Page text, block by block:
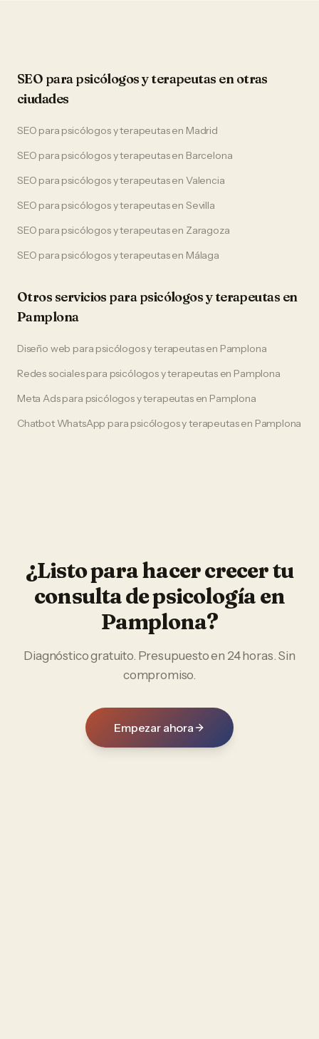
SEO parapsicólogos y terapeutas en otras
ciudades
SEO para psicólogos y terapeutasen Madrid
SEO para psicólogos y terapeutasen Barcelona
SEO para psicólogos y terapeutasen Valencia
SEO para psicólogos y terapeutasen Sevilla
SEO para psicólogos y terapeutasen Zaragoza
SEO para psicólogos y terapeutasen Málaga
Otros servicios parapsicólogos y terapeutas en
Pamplona
Diseño web para psicólogos y terapeutasen Pamplona
Redes socialespara psicólogos y terapeutasen Pamplona
Meta Adspara psicólogos y terapeutasen Pamplona
Chatbot WhatsApp para psicólogos y terapeutasen Pamplona
¿Listo para hacer crecer tu
consulta de psicologíaen
Pamplona?
Diagnóstico gratuito. Presupuesto en 24 horas. Sin
compromiso.
Empezar ahora